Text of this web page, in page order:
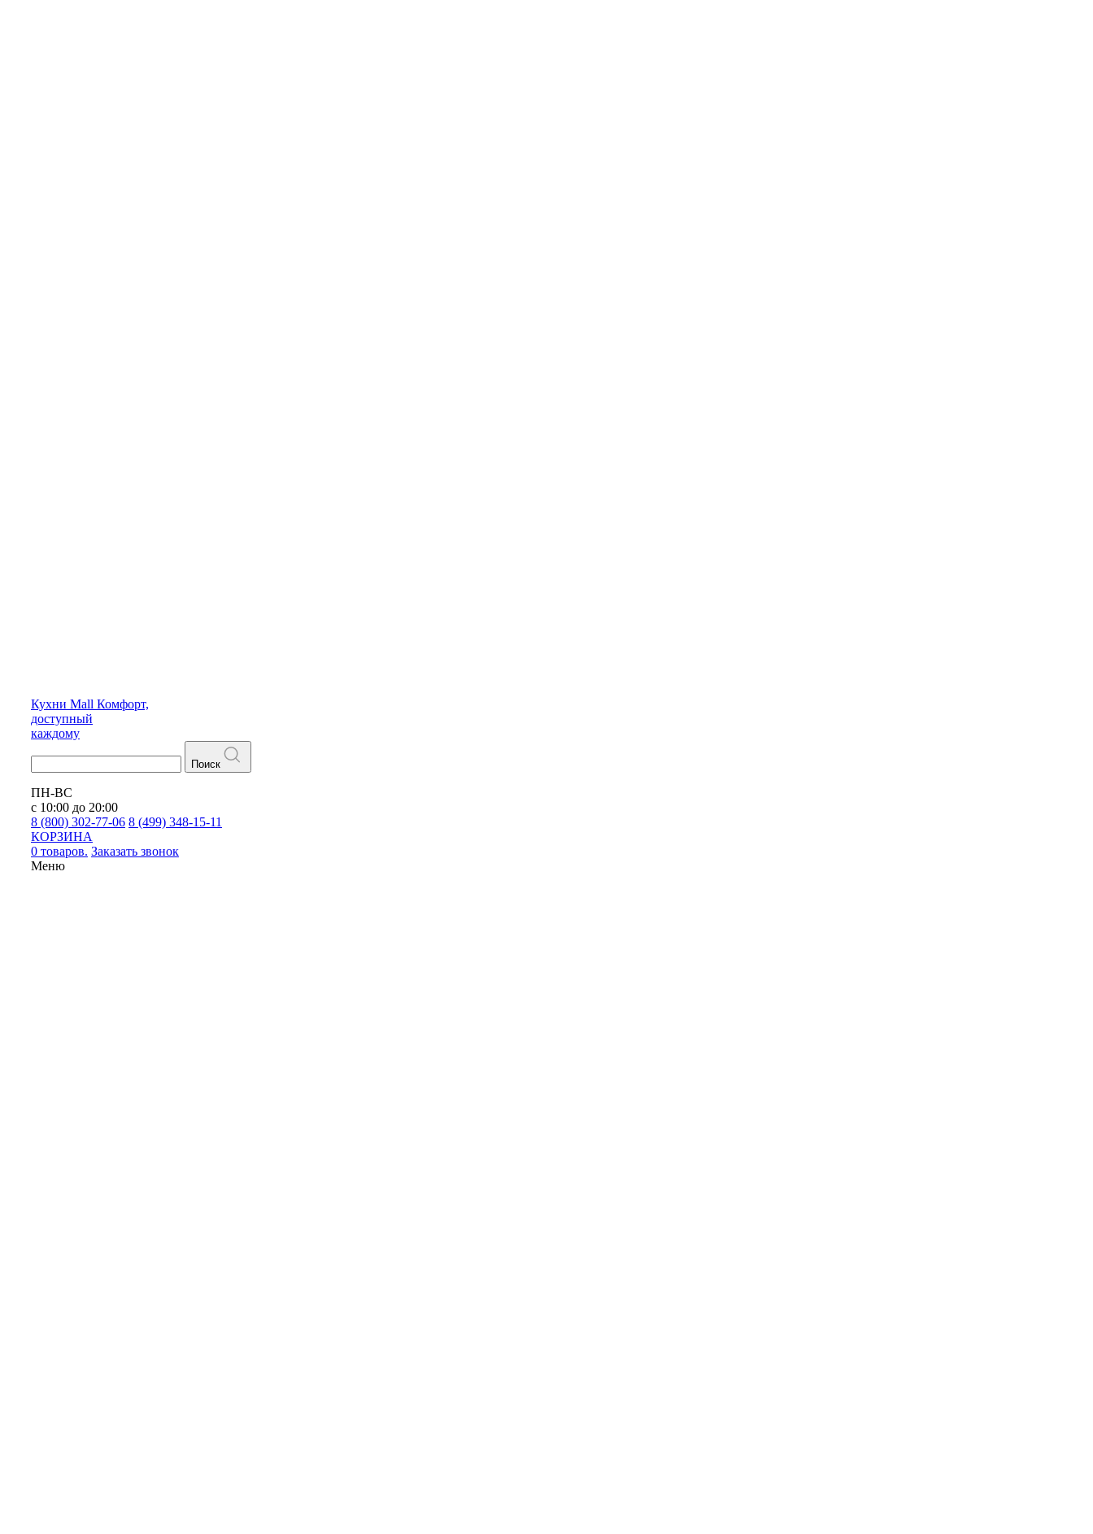
Кухни Mall Комфорт,
доступный
каждому
Поиск
ПН-ВС
с 10:00 до 20:00
8 (800) 302-77-06 8 (499) 348-15-11
КОРЗИНА
0 товаров. Заказать звонок
Меню